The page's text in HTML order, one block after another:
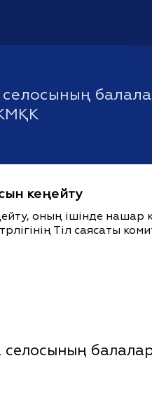
кеңейту
оның ішінде
Тіл саясаты